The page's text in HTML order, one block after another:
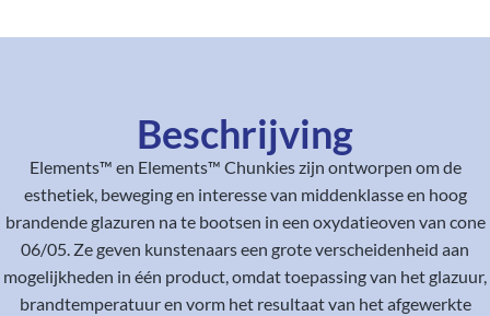
Beschrijving
Elements™ en Elements™ Chunkies zijn ontworpen om de
esthetiek, beweging en interesse van middenklasse en hoog
brandende glazuren na te bootsen in een oxydatieoven van cone
06/05. Ze geven kunstenaars een grote verscheidenheid aan
mogelijkheden in één product, omdat toepassing van het glazuur,
brandtemperatuur en vorm het resultaat van het afgewerkte